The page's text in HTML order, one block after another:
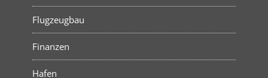
Flugzeugbau
Finanzen
Hafen